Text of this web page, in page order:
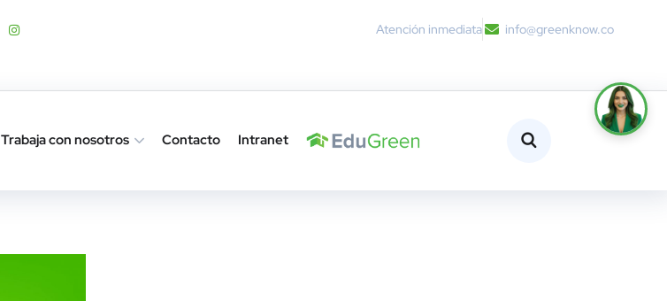
Atención inmediata info@greenknow.co
Trabaja con nosotros Contacto Intranet